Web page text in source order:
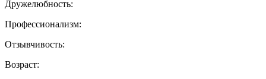
Дружелюбность:
Профессионализм:
Отзывчивость:
Возраст: